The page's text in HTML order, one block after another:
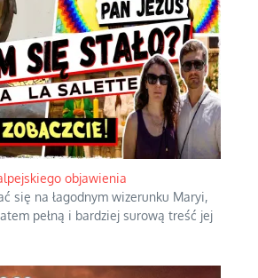
objawienia
się na łagodnym wizerunku Maryi,
pełną i bardziej surową treść jej